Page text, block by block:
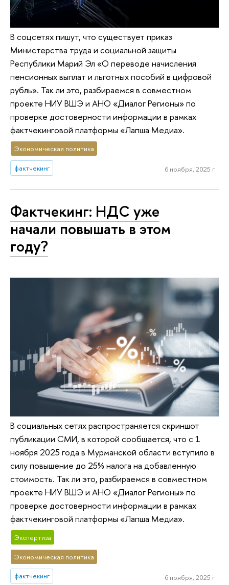
В соцсетях пишут, что существует приказ
Министерства труда и социальной защиты
Республики Марий Эл «О переводе начисления
пенсионных выплат и льготных пособий в цифровой
рубль». Так ли это, разбираемся в совместном
проекте НИУ ВШЭ и АНО «Диалог Регионы» по
проверке достоверности информации в рамках
фактчекинговой платформы «Лапша Медиа».
Экономическая политика
фактчекинг 6 ноября, 2025 г.
Фактчекинг: НДС уже
начали повышать в этом
году?
В социальных сетях распространяется скриншот
публикации СМИ, в которой сообщается, что с 1
ноября 2025 года в Мурманской области вступило в
силу повышение до 25% налога на добавленную
стоимость. Так ли это, разбираемся в совместном
проекте НИУ ВШЭ и АНО «Диалог Регионы» по
проверке достоверности информации в рамках
фактчекинговой платформы «Лапша Медиа».
Экспертиза
Экономическая политика
фактчекинг 6 ноября, 2025 г.